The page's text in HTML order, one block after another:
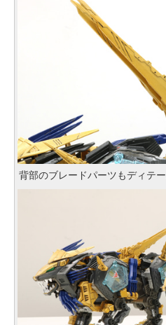
背部のブレードパーツもディテ